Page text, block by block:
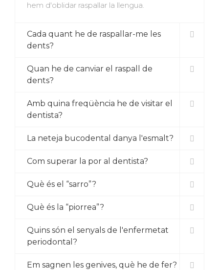
hem d'oblidar raspallar la llengua.
Cada quant he de raspallar-me les
dents?
Quan he de canviar el raspall de
dents?
Amb quina freqüència he de visitar el
dentista?
La neteja bucodental danya l'esmalt?
Com superar la por al dentista?
Què és el “sarro”?
Què és la “piorrea”?
Quins són el senyals de l'enfermetat
periodontal?
Em sagnen les genives, què he de fer?